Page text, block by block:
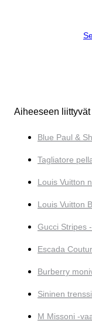
Aiheeseen
Blue Paul &
Tagliatore
Louis Vuitton
Louis Vuitton
Gucci Stripes
Escada
Burberry
Sininen
M Missoni -